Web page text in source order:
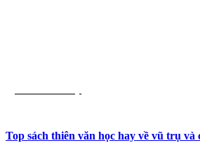
Top sách thiên văn học hay về vũ trụ và